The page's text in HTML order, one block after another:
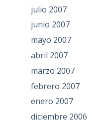
julio 2007
junio 2007
mayo 2007
abril 2007
marzo 2007
febrero 2007
enero 2007
diciembre 2006